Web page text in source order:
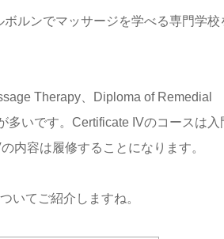
ルンでマッサージを学べる専門学校
Therapy、Diploma of Remedial
いです。 Certificate IVのコースは入
内容は履修することになります。
いてご紹介しますね。